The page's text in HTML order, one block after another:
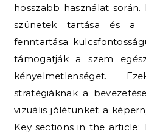
hosszabb használat
szünetek tartása és a
fenntartása
támogatják a szem
kényelmetlenséget.
stratégiáknak a
vizuális jólétünket a
Key sections in the article: